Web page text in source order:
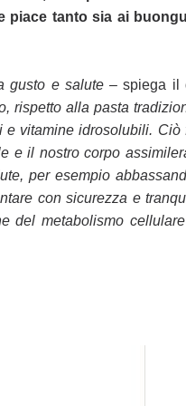
piace tanto sia ai
gusto e salute– spiega il
rispetto alla pasta
e vitamine idrosolubili. Ciò
e il nostro corpo
per esempio
consicurezza e
del metabolismo